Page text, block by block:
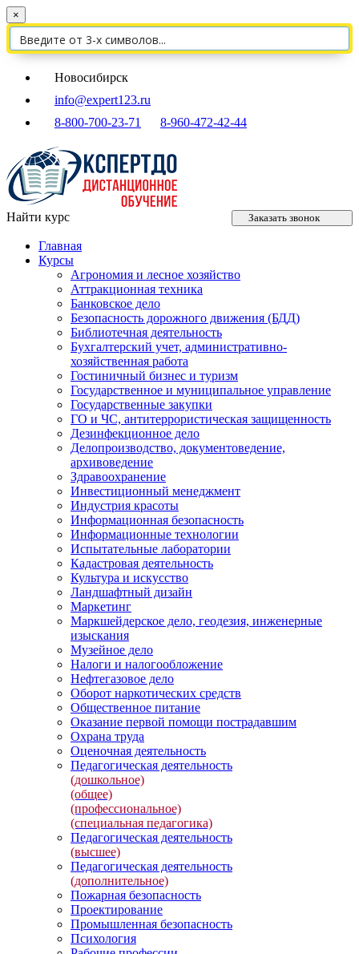
×
Новосибирск
info@expert123.ru
8-800-700-23-71
8-960-472-42-44
Найти курс Заказать звонок
Главная
Курсы
Агрономия и лесное хозяйство
Аттракционная техника
Банковское дело
Безопасность дорожного движения (БДД)
Библиотечная деятельность
Бухгалтерский учет, административно-
хозяйственная работа
Гостиничный бизнес и туризм
Государственное и муниципальное управление
Государственные закупки
ГО и ЧС, антитеррористическая защищенность
Дезинфекционное дело
Делопроизводство, документоведение,
архивоведение
Здравоохранение
Инвестиционный менеджмент
Индустрия красоты
Информационная безопасность
Информационные технологии
Испытательные лаборатории
Кадастровая деятельность
Культура и искусство
Ландшафтный дизайн
Маркетинг
Маркшейдерское дело, геодезия, инженерные
изыскания
Музейное дело
Налоги и налогообложение
Нефтегазовое дело
Оборот наркотических средств
Общественное питание
Оказание первой помощи пострадавшим
Охрана труда
Оценочная деятельность
Педагогическая деятельность
(дошкольное)
(общее)
(профессиональное)
(специальная педагогика)
Педагогическая деятельность
(высшее)
Педагогическая деятельность
(дополнительное)
Пожарная безопасность
Проектирование
Промышленная безопасность
Психология